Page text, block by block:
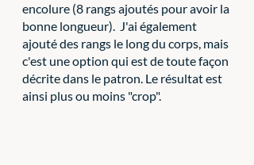
encolure (8 rangs ajoutés pour avoir la
bonne longueur).  J'ai également
ajouté des rangs le long du corps, mais
c'est une option qui est de toute façon
décrite dans le patron. Le résultat est
ainsi plus ou moins "crop".